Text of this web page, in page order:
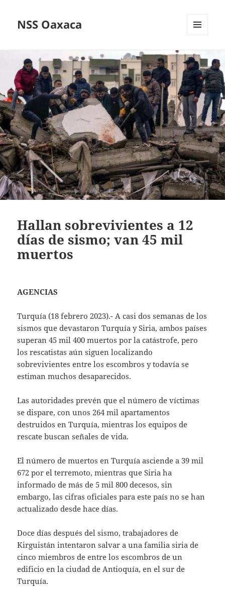
NSS Oaxaca
WIDGETS
Hallan sobrevivientes a 12
días de sismo; van 45 mil
muertos
AGENCIAS
Turquía (18 febrero 2023).- A casi dos semanas de los
sismos que devastaron Turquía y Siria, ambos países
superan 45 mil 400 muertos por la catástrofe, pero
los rescatistas aún siguen localizando
sobrevivientes entre los escombros y todavía se
estiman muchos desaparecidos.
Las autoridades prevén que el número de víctimas
se dispare, con unos 264 mil apartamentos
destruidos en Turquía, mientras los equipos de
rescate buscan señales de vida.
El número de muertos en Turquía asciende a 39 mil
672 por el terremoto, mientras que Siria ha
informado de más de 5 mil 800 decesos, sin
embargo, las cifras oficiales para este país no se han
actualizado desde hace días.
Doce días después del sismo, trabajadores de
Kirguistán intentaron salvar a una familia siria de
cinco miembros de entre los escombros de un
edificio en la ciudad de Antioquía, en el sur de
Turquía.